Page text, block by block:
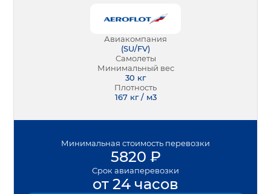
Авиакомпания
(SU/FV)
Самолеты
Минимальный вес
30 кг
Плотность
167 кг / м3
Минимальная стоимость перевозки
5820 ₽
Срок авиаперевозки
от 24 часов